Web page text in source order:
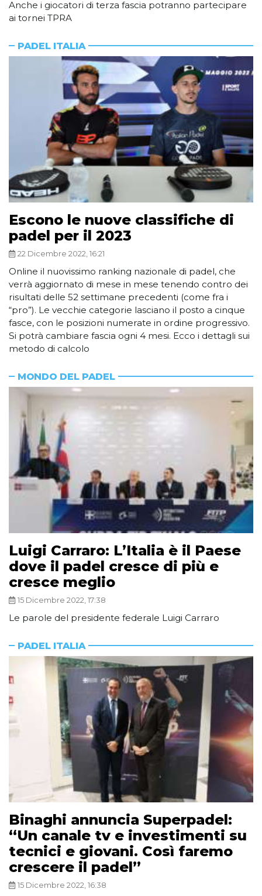
Anche i giocatori di terza fascia potranno partecipare
ai tornei TPRA
PADEL ITALIA
Escono le nuove classifiche di
padel per il 2023
22 Dicembre 2022, 16:21
Online il nuovissimo ranking nazionale di padel, che
verrà aggiornato di mese in mese tenendo contro dei
risultati delle 52 settimane precedenti (come fra i
“pro”). Le vecchie categorie lasciano il posto a cinque
fasce, con le posizioni numerate in ordine progressivo.
Si potrà cambiare fascia ogni 4 mesi. Ecco i dettagli sui
metodo di calcolo
MONDO DEL PADEL
Luigi Carraro: L’Italia è il Paese
dove il padel cresce di più e
cresce meglio
15 Dicembre 2022, 17:38
Le parole del presidente federale Luigi Carraro
PADEL ITALIA
Binaghi annuncia Superpadel:
“Un canale tv e investimenti su
tecnici e giovani. Così faremo
crescere il padel”
15 Dicembre 2022, 16:38